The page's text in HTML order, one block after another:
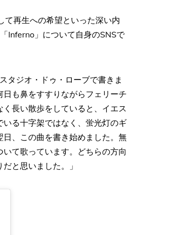
て再生への希望といった深い内
Inferno」について自身のSNSで
タジオ・ドゥ・ローブで書きま
も鼻をすすりながらフェリーチ
長い散歩をしていると、イエス
る十字架ではなく、蛍光灯のギ
、この曲を書き始めました。無
て歌っています。どちらの方向
と思いました。」